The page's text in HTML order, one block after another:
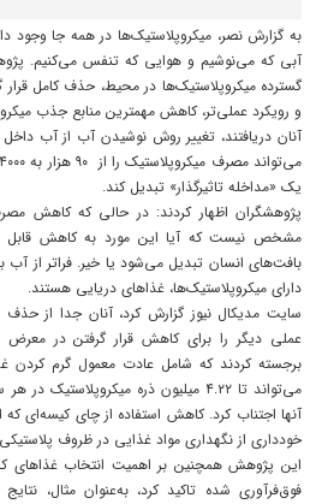
به گزارش نصر، میکروپلاستیک‌ها در همه جا وجود
آبی که می‌نوشیم و هوایی که تنفس می‌کنیم.
گسترده میکروپلاستیک‌ها در محیط، حذف کامل
و رویکرد عملی‌تر، کاهش مهمترین منابع جذب
آنان دریافتند، تغییر روش نوشیدن آب از آب
یک «مداخله تاثیرگذار» تبدیل کند.
پژوهشگران اظهار کردند: در حالی که کاهش
مشخص نیست که آیا این مورد به کاهش قابل
بافت‌های انسان تبدیل می‌شود یا خیر. فراتر از آب
دارای میکروپلاستیک‌ها، غذاهای دریایی هستند.
سایت مدیکال نیوز گزارش کرد، آنان جدا از حذف
عملی دیگر را برای کاهش قرار گرفتن در معرض
برجسته کردند که شامل عادت معمول گرم کردن
می‌تواند تا ۴.۲۲ میلیون ذره
آنها اجتناب کرد. کاهش استفاده از چای کیسه‌ای
خودداری از نگهداری مواد غذایی در ظروف
این پژوهش همچنین بر اهمیت انتخاب غذاهای
فوق‌فرآوری شده تاکید کرد، به‌عنوان مثال،